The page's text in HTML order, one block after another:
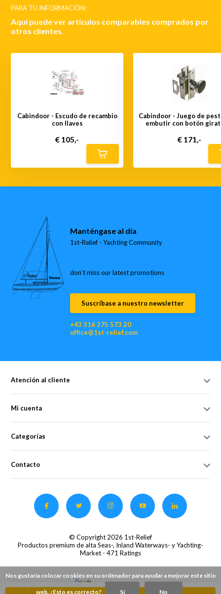
PARA TU INFORMACIÓN:
Aquí puede ver artículos comparables comprados por
otros clientes.
Cabindoor - Escudo de recambio
con llaves
€ 105,-
Cabindoor - Juego de
embutir con botón
€ 171,-
Manténgase al día
1st-Relief - Yachting Community
don’t miss our latest promotions
Suscríbase a nuestro newsletter
+43 316 375 573 20
office@1st-relief.com
Atención al cliente
Mi cuenta
Categorías
Contacto
© Copyright 2026 1st-Relief
Productos premium de alta Seas-, Inland Waterways- y Yachting-
Market - 471 Ratings
Nos gustaría colocar cookies en su ordenador para ayudar a mejorar este sitio
web. ¿Esto es correcto? Sí No